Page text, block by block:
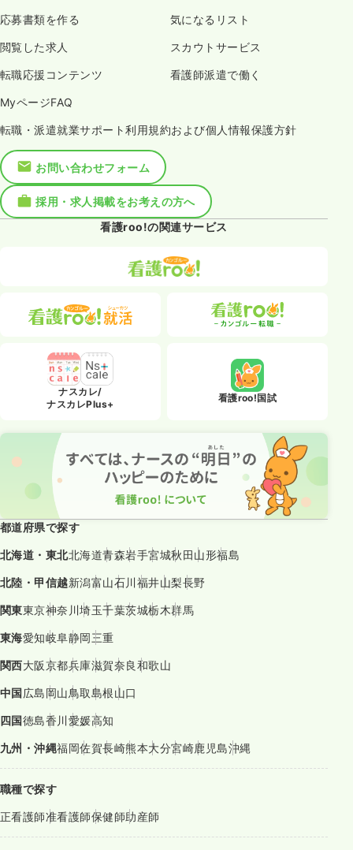
応募書類を作る 気になるリスト
閲覧した求人 スカウトサービス
転職応援コンテンツ 看護師派遣で働く
MyページFAQ
転職・派遣就業サポート利用規約および個人情報保護方針
お問い合わせフォーム
採用・求人掲載をお考えの方へ
看護roo!の関連サービス
ナスカレ/
ナスカレPlus+
看護roo!国試
都道府県で探す
北海道・東北北海道青森岩手宮城秋田山形福島
北陸・甲信越新潟富山石川福井山梨長野
関東東京神奈川埼玉千葉茨城栃木群馬
東海愛知岐阜静岡三重
関西大阪京都兵庫滋賀奈良和歌山
中国広島岡山鳥取島根山口
四国徳島香川愛媛高知
九州・沖縄福岡佐賀長崎熊本大分宮崎鹿児島沖縄
職種で探す
正看護師准看護師保健師助産師